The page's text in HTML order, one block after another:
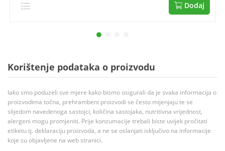
Dodaj
Korištenje podataka o proizvodu
Iako smo poduzeli sve mjere kako bismo osigurali da je svaka informacija o
proizvodima točna, prehrambeni proizvodi se često mijenjaju te se
slijedom navedenoga sastojci, količina sastojaka, nutritivna vrijednost,
alergeni mogu promjeniti. Prije konzumacije trebali biste uvijek pročitati
etiketu tj. deklaraciju proizvoda, a ne se oslanjati isključivo na informacije
koje su objavljene na web stranici.